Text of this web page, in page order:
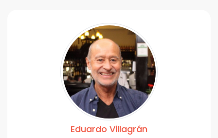
Eduardo Villagrán